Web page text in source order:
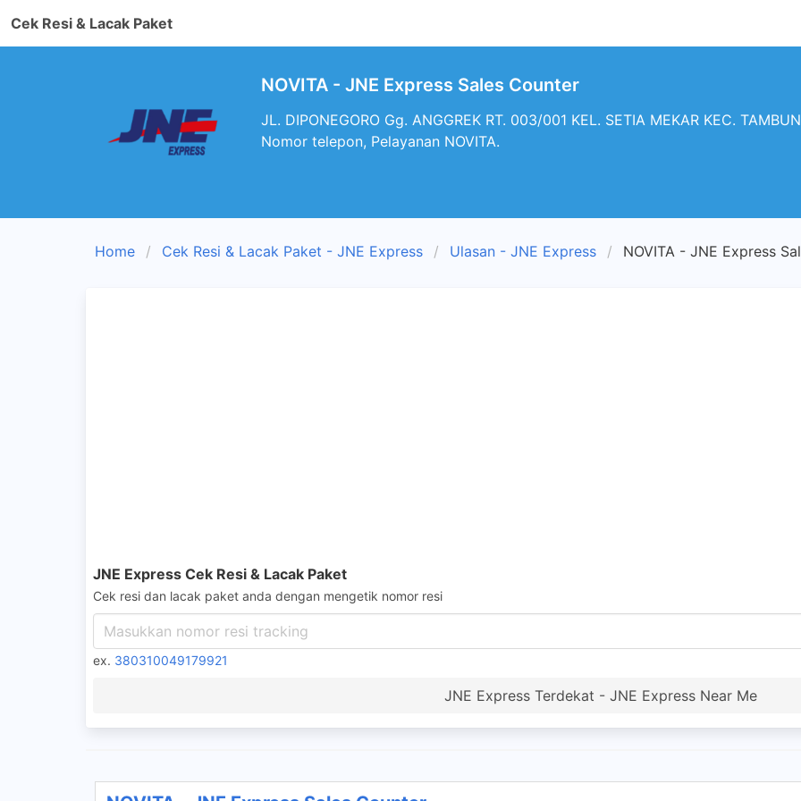
Cek Resi & Lacak Paket
NOVITA - JNE Express Sales Counter
JL. DIPONEGORO Gg. ANGGREK RT. 003/001 KEL. SETIA MEKAR KEC.
Nomor telepon, Pelayanan NOVITA.
Home Cek Resi & Lacak Paket - JNE Express Ulasan - JNE Express NOVITA - JNE Express
JNE Express Cek Resi & Lacak Paket
Cek resi dan lacak paket anda dengan mengetik nomor resi
ex. 380310049179921
JNE Express Terdekat - JNE Express Near Me